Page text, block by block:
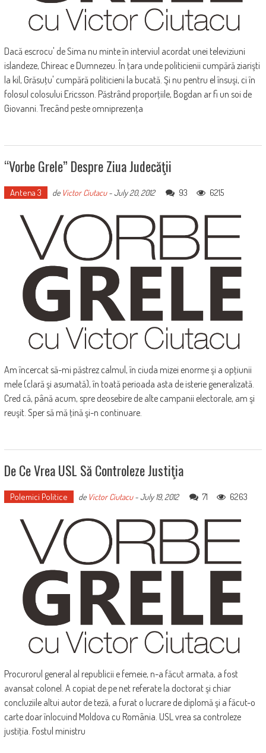
Dacă escrocu' de Sima nu minte în interviul acordat unei televiziuni
islandeze, Chireac e Dumnezeu. În ţara unde politicienii cumpără ziarişti
la kil, Grăsuţu' cumpără politicieni la bucată. Şi nu pentru el însuşi, ci în
folosul colosului Ericsson. Păstrând proporţiile, Bogdan ar fi un soi de
Giovanni. Trecând peste omniprezenţa
“Vorbe Grele” Despre Ziua Judecăţii
Antena 3 de Victor Ciutacu-July 20, 2012 93 6215
Am încercat să-mi păstrez calmul, în ciuda mizei enorme şi a opţiunii
mele (clară şi asumată), în toată perioada asta de isterie generalizată.
Cred că, până acum, spre deosebire de alte campanii electorale, am şi
reuşit. Sper să mă ţină şi-n continuare.
De Ce Vrea USL Să Controleze Justiţia
Polemici Politice de Victor Ciutacu-July 19, 2012 71 6263
Procurorul general al republicii e femeie, n-a făcut armata, a fost
avansat colonel. A copiat de pe net referate la doctorat şi chiar
concluziile altui autor de teză, a furat o lucrare de diplomă şi a făcut-o
carte doar înlocuind Moldova cu România. USL vrea sa controleze
justiţia. Fostul ministru